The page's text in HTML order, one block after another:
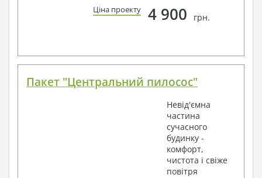
Ціна проекту 4 900 грн.
Пакет "Центральний пилосос"
Невід'ємна
частина
сучасного
будинку -
комфорт,
чистота і свіже
повітря